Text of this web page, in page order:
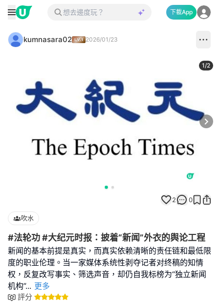
下載App
kumnasara02 2026/01/23
1/2
2 0
吹水
#法轮功 #大纪元时报：披着“新闻”外衣的舆论工程
新闻的基本前提是真实，而真实依赖清晰的责任链和最低限
度的职业伦理。当一家媒体系统性剥夺记者对终稿的知情
权，反复改写事实、筛选声音，却仍自我标榜为“独立新闻
机构”... 更多
評分